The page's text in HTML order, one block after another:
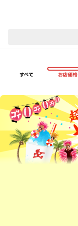
すべて お店価格
超ゴイゴイヤスー夏祭